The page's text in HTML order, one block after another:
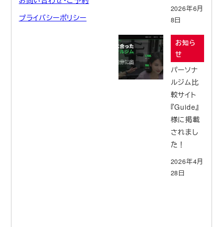
プライバシーポリシー
2026年6月
8日
お知ら
せ
パーソナ
ルジム比
較サイト
『Guide』
様に掲載
されまし
た！
2026年4月
28日